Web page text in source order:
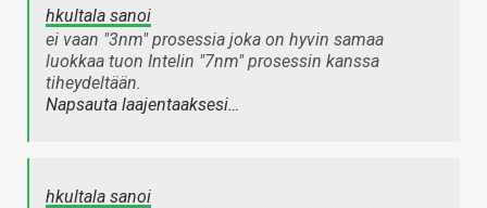
hkultala sanoi
ei vaan "3nm" prosessia joka on hyvin samaa
luokkaa tuon Intelin "7nm" prosessin kanssa
tiheydeltään.
Napsauta laajentaaksesi…
hkultala sanoi